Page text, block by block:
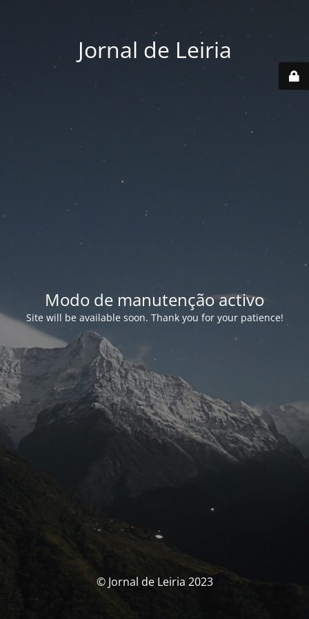
Jornal de Leiria
Modo de manutenção activo
Site will be available soon. Thank you for your patience!
© Jornal de Leiria 2023